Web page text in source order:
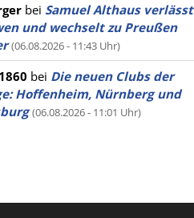
bei Samuel Althaus verlässt
und wechselt zu Preußen
(06.08.2026 - 11:43 Uhr)
bei Die neuen Clubs der
Hoffenheim, Nürnberg und
(06.08.2026 - 11:01 Uhr)